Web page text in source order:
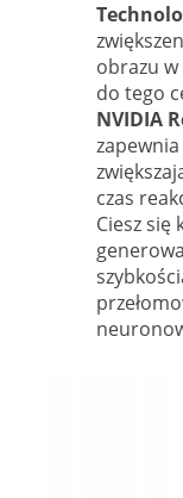
obrazu
do tego
NVIDIA
czas
Ciesz się